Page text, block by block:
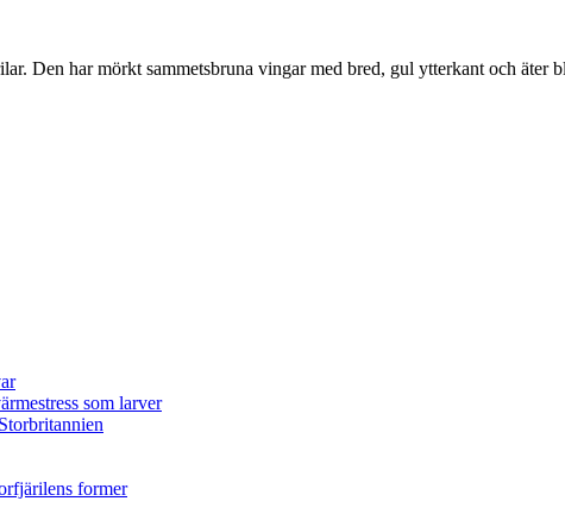
Den har mörkt sammetsbruna vingar med bred, gul ytterkant och äter
som larver
former